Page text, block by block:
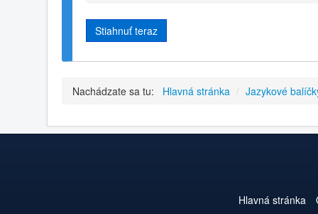
Stiahnuť teraz
Nachádzate sa tu: Hlavná stránka / Jazykové
Hlavná stránka